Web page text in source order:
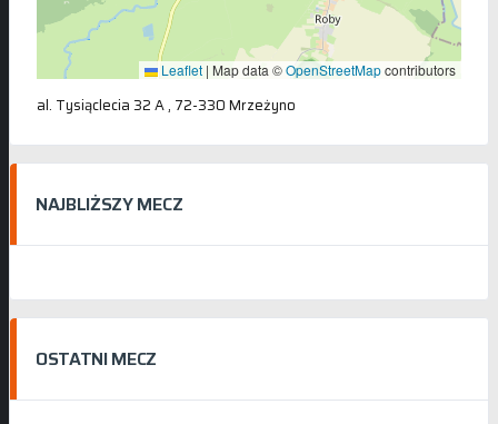
Leaflet | Map data ©OpenStreetMapcontributors
al. Tysiąclecia 32 A , 72-330 Mrzeżyno
NAJBLIŻSZY MECZ
OSTATNI MECZ